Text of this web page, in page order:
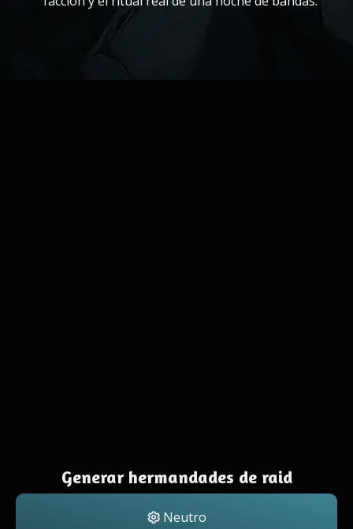
Generar hermandades de raid
Neutro